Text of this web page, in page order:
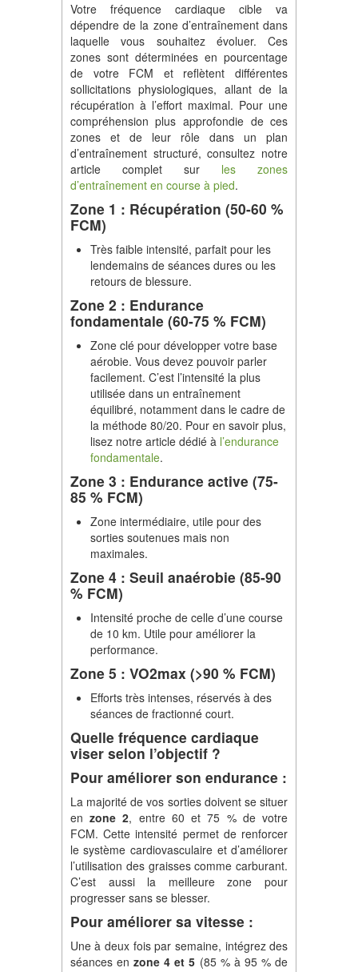
Votre fréquence cardiaque cible va
dépendre de la zone d’entraînement dans
laquelle vous souhaitez évoluer. Ces
zones sont déterminées en pourcentage
de votre FCM et reflètent différentes
sollicitations physiologiques, allant de la
récupération à l’effort maximal. Pour une
compréhension plus approfondie de ces
zones et de leur rôle dans un plan
d’entraînement structuré, consultez notre
article complet sur les zones
d’entraînement en course à pied.
Zone 1 : Récupération (50-60 %
FCM)
Très faible intensité, parfait pour les
lendemains de séances dures ou les
retours de blessure.
Zone 2 : Endurance
fondamentale (60-75 % FCM)
Zone clé pour développer votre base
aérobie. Vous devez pouvoir parler
facilement. C’est l’intensité la plus
utilisée dans un entraînement
équilibré, notamment dans le cadre de
la méthode 80/20. Pour en savoir plus,
lisez notre article dédié à l’endurance
fondamentale.
Zone 3 : Endurance active (75-
85 % FCM)
Zone intermédiaire, utile pour des
sorties soutenues mais non
maximales.
Zone 4 : Seuil anaérobie (85-90
% FCM)
Intensité proche de celle d’une course
de 10 km. Utile pour améliorer la
performance.
Zone 5 : VO2max (>90 % FCM)
Efforts très intenses, réservés à des
séances de fractionné court.
Quelle fréquence cardiaque
viser selon l’objectif ?
Pour améliorer son endurance :
La majorité de vos sorties doivent se situer
enzone 2, entre 60 et 75 % de votre
FCM. Cette intensité permet de renforcer
le système cardiovasculaire et d’améliorer
l’utilisation des graisses comme carburant.
C’est aussi la meilleure zone pour
progresser sans se blesser.
Pour améliorer sa vitesse :
Une à deux fois par semaine, intégrez des
séances enzone 4 et 5 (85 % à 95 % de